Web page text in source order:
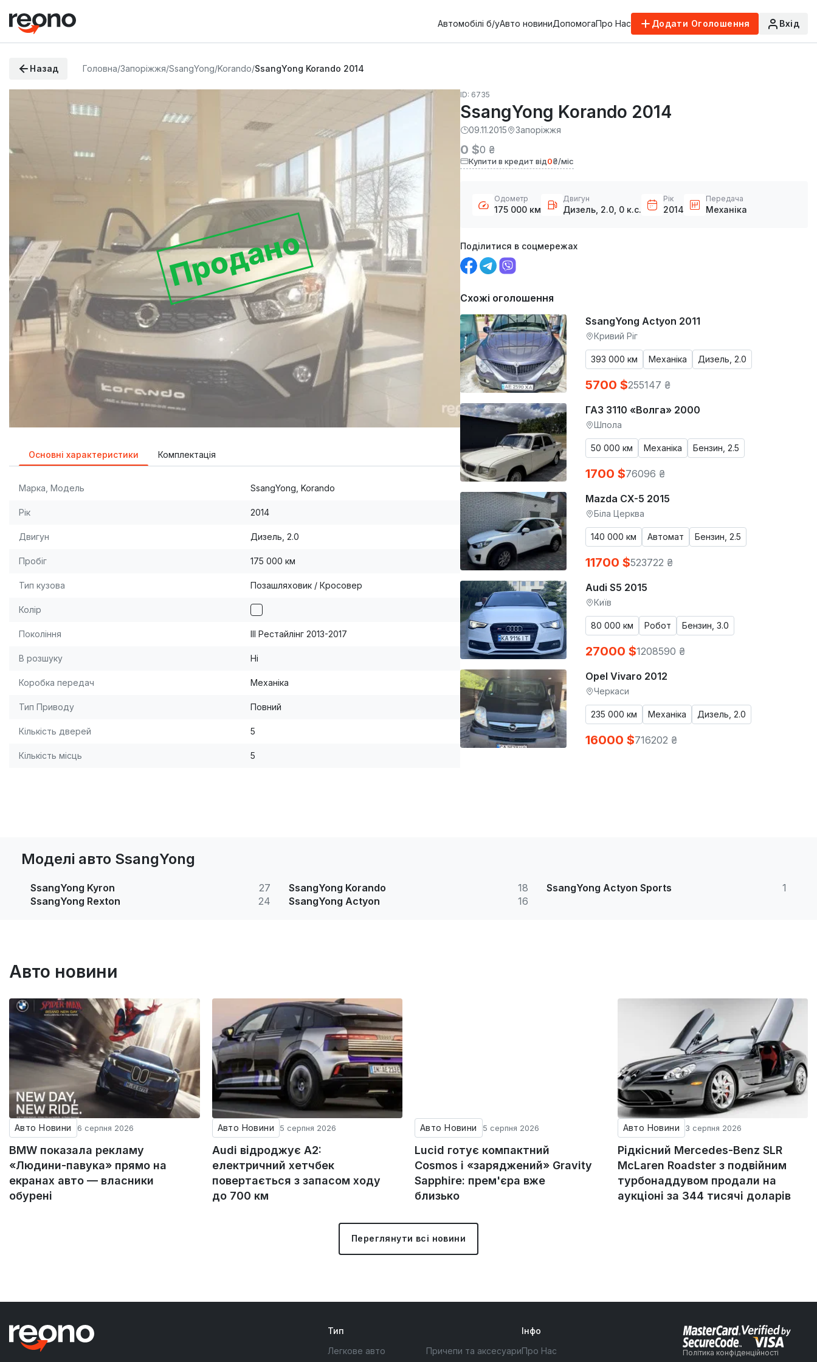
Автомобілі б/уАвто новиниДопомогаПро Нас Додати Оголошення Вхід
Назад Головна/Запоріжжя/SsangYong/Korando/SsangYong Korando 2014
Продано
Основні характеристики Комплектація
Марка, Модель SsangYong, Korando
Рік 2014
Двигун Дизель, 2.0
Пробіг 175 000 км
Тип кузова Позашляховик / Кросовер
Колір
Покоління III Рестайлінг 2013-2017
В розшуку Ні
Коробка передач Механіка
Тип Приводу Повний
Кількість дверей 5
Кількість місць 5
ID: 6735
SsangYong Korando 2014
09.11.2015 Запоріжжя
0 $0 ₴
Купити в кредит від0₴/міс
Одометр
175 000 км
Двигун
Дизель, 2.0, 0 к.с.
Рік
2014
Передача
Механіка
Поділитися в соцмережах
Схожі оголошення
SsangYong Actyon 2011
Кривий Ріг
393 000 км Механіка Дизель, 2.0
5700 $255147 ₴
ГАЗ 3110 «Волга» 2000
Шпола
50 000 км Механіка Бензин, 2.5
1700 $76096 ₴
Mazda CX-5 2015
Біла Церква
140 000 км Автомат Бензин, 2.5
11700 $523722 ₴
Audi S5 2015
Київ
80 000 км Робот Бензин, 3.0
27000 $1208590 ₴
Opel Vivaro 2012
Черкаси
235 000 км Механіка Дизель, 2.0
16000 $716202 ₴
Моделі авто SsangYong
SsangYong Kyron
27
SsangYong Rexton
24
SsangYong Korando
18
SsangYong Actyon
16
SsangYong Actyon Sports 1
Авто новини
Авто Новини 6 серпня 2026
BMW показала рекламу
«Людини-павука» прямо на
екранах авто — власники
обурені
Авто Новини 5 серпня 2026
Audi відроджує A2:
електричний хетчбек
повертається з запасом ходу
до 700 км
Авто Новини 5 серпня 2026
Lucid готує компактний
Cosmos і «заряджений» Gravity
Sapphire: прем'єра вже
близько
Авто Новини 3 серпня 2026
Рідкісний Mercedes-Benz SLR
McLaren Roadster з подвійним
турбонаддувом продали на
аукціоні за 344 тисячі доларів
Переглянути всі новини
Тип
Легкове авто
Причепи та аксесуари
Інфо
Про Нас
Політика конфіденційності